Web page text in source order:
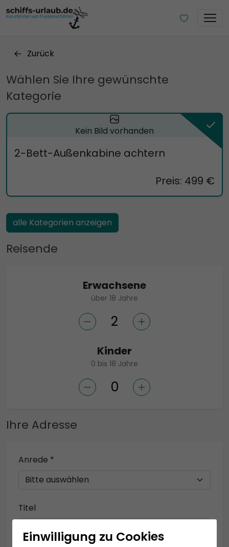
Zurück
Wählen Sie Ihre gewünschte
Kategorie
Kein Bild vorhanden
2-Bett-Außenkabine achtern
Preis: 499 €
alle Kategorien anzeigen
Reisende
Erwachsene
über 18 Jahre
Kinder
0 bis 18 Jahre
Ihre Adresse
Anrede *
Titel
Einwilligung zu Cookies